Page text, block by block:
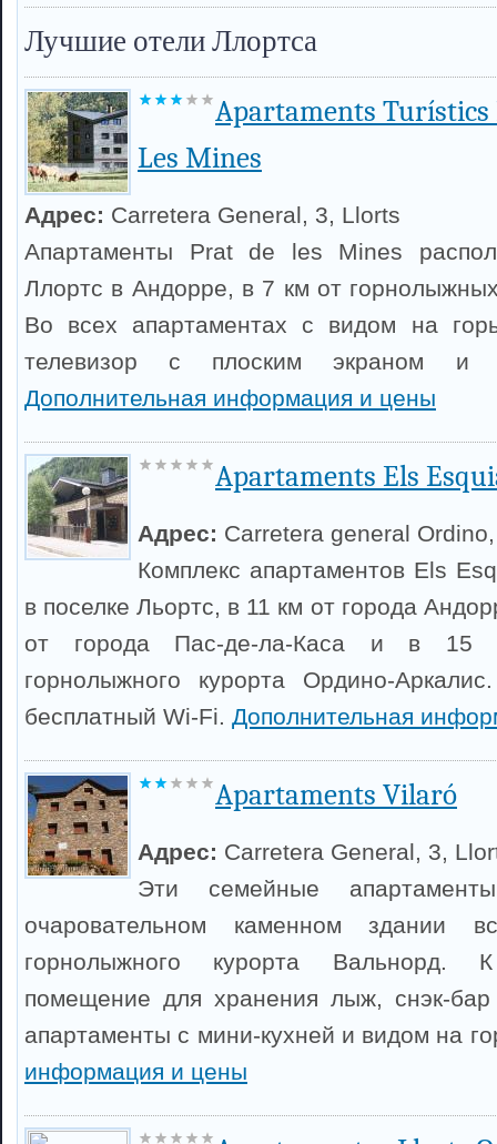
Лучшие отели Ллортса
Apartaments Turístics
Les Mines
Адрес: Carretera General, 3, Llorts
Апартаменты Prat de les Mines
Ллортс в Андорре, в 7 км от
Во всех апартаментах с видом на
телевизор с плоским экраном и
Дополнительная информация и цены
Apartaments Els
Адрес: Carretera general
Комплекс апартаментов Els
в поселке Льортс, в 11 км от города
от города Пас-де-ла-Каса и в 15
горнолыжного курорта Ордино-
бесплатный Wi-Fi. Дополнительная
Apartaments Vilaró
Адрес: Carretera General, 3,
Эти семейные
очаровательном каменном
горнолыжного курорта Вальнорд.
помещение для хранения лыж, снэк-
апартаменты с мини-кухней и видом на
информация и цены